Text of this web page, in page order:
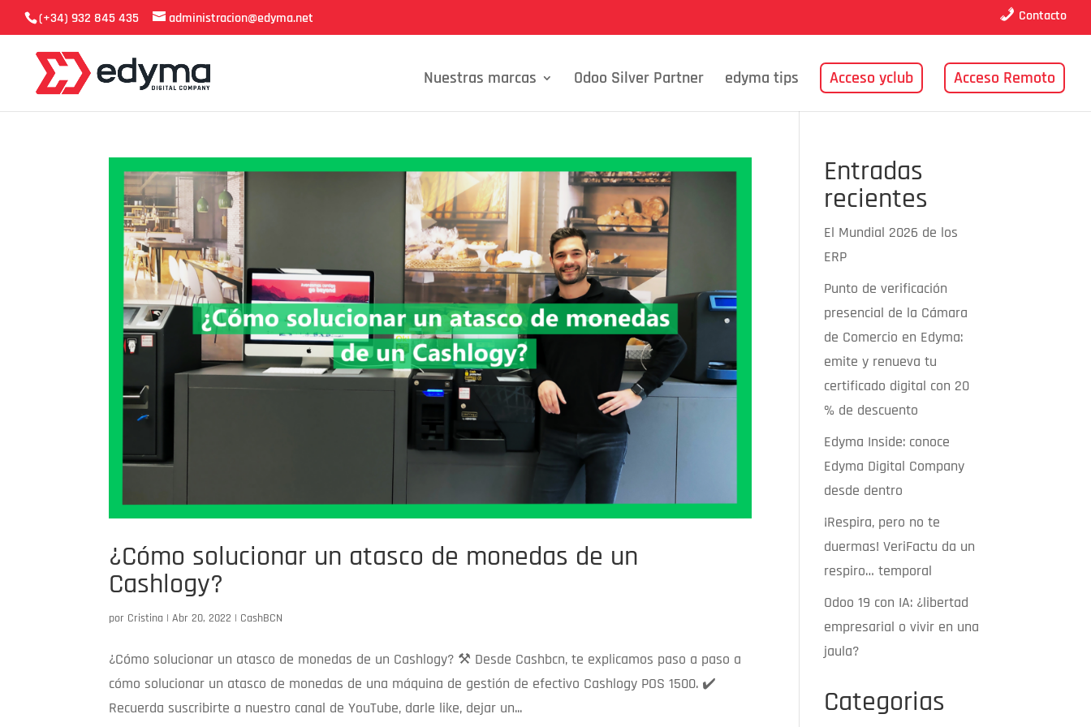
(+34) 932 845 435 administracion@edyma.net Contacto
Nuestras marcas Odoo Silver Partner edyma tips Acceso yclub Acceso Remoto
¿Cómo solucionar un atasco de monedas de un
Cashlogy?
por Cristina |Abr 20, 2022 | CashBCN
¿Cómo solucionar un atasco de monedas de un Cashlogy? ⚒️ Desde Cashbcn, te explicamos paso a paso a
cómo solucionar un atasco de monedas de una máquina de gestión de efectivo Cashlogy POS 1500. ✔️
Recuerda suscribirte a nuestro canal de YouTube, darle like, dejar un...
Entradas
recientes
El Mundial 2026 de los
ERP
Punto de verificación
presencial de la Cámara
de Comercio en Edyma:
emite y renueva tu
certificado digital con 20
% de descuento
Edyma Inside: conoce
Edyma Digital Company
desde dentro
¡Respira, pero no te
duermas! VeriFactu da un
respiro… temporal
Odoo 19 con IA: ¿libertad
empresarial o vivir en una
jaula?
Categorias